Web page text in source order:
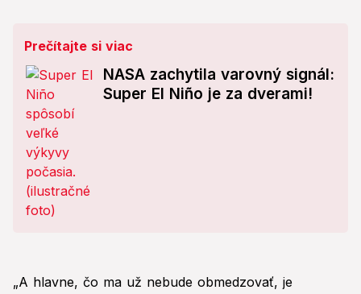
Prečítajte si viac
NASA zachytila ​​varovný signál:
Super El Niño je za dverami!
„A hlavne, čo ma už nebude obmedzovať, je